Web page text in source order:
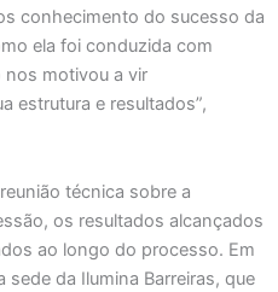
conhecimento do sucesso da
ela foi conduzida com
nos motivou a vir
estrutura e resultados”,
técnica sobre a
os resultados alcançados
ao longo do processo. Em
da Ilumina Barreiras, que